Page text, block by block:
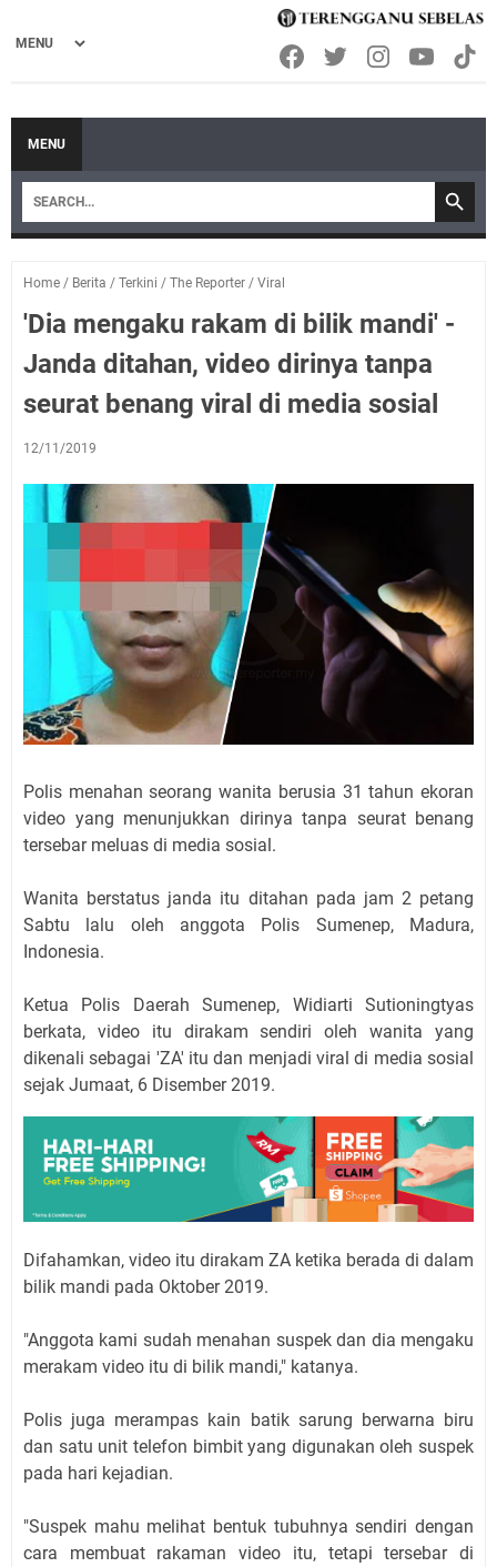
MENU
Home / Berita / Terkini / The Reporter / Viral
'Dia mengaku rakam di bilik mandi' -
Janda ditahan, video dirinya tanpa
seurat benang viral di media sosial
12/11/2019
Polis menahan seorang wanita berusia 31 tahun ekoran
video yang menunjukkan dirinya tanpa seurat benang
tersebar meluas di media sosial.
Wanita berstatus janda itu ditahan pada jam 2 petang
Sabtu lalu oleh anggota Polis Sumenep, Madura,
Indonesia.
Ketua Polis Daerah Sumenep, Widiarti Sutioningtyas
berkata, video itu dirakam sendiri oleh wanita yang
dikenali sebagai 'ZA' itu dan menjadi viral di media sosial
sejak Jumaat, 6 Disember 2019.
Difahamkan, video itu dirakam ZA ketika berada di dalam
bilik mandi pada Oktober 2019.
"Anggota kami sudah menahan suspek dan dia mengaku
merakam video itu di bilik mandi," katanya.
Polis juga merampas kain batik sarung berwarna biru
dan satu unit telefon bimbit yang digunakan oleh suspek
pada hari kejadian.
"Suspek mahu melihat bentuk tubuhnya sendiri dengan
cara membuat rakaman video itu, tetapi tersebar di